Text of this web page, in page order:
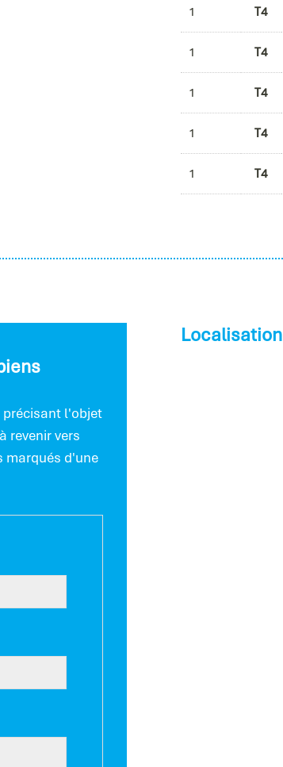
1 T4
1 T4
1 T4
1 T4
1 T4
précisant l'objet
revenir vers
marqués d'une
Localisation